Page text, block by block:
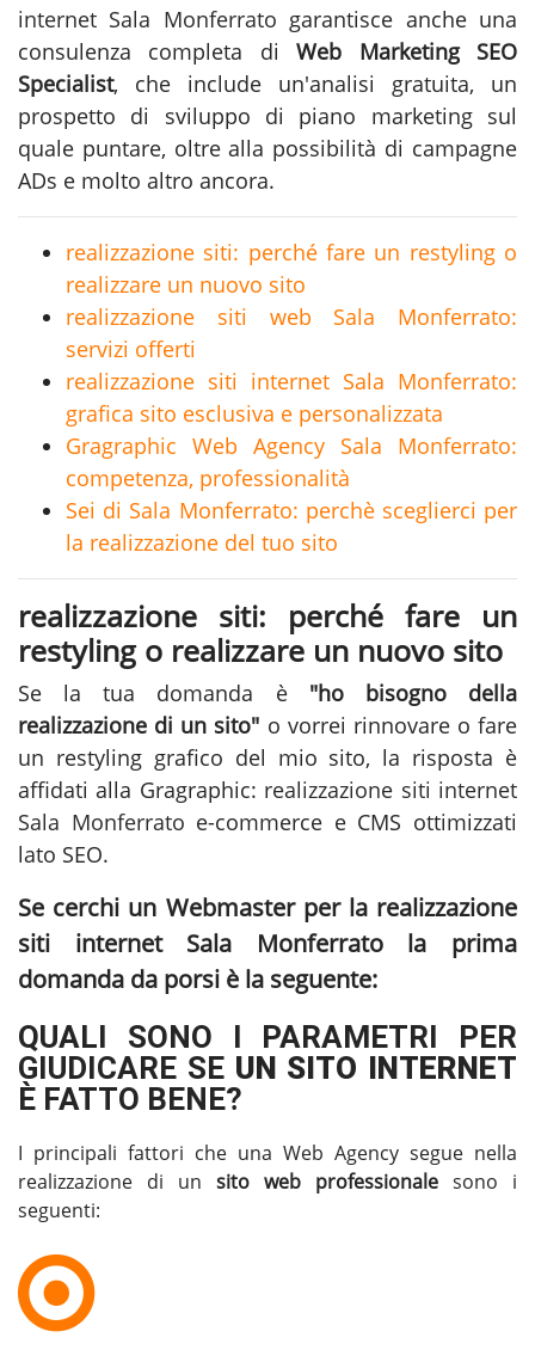
internet Sala Monferrato garantisce anche una
consulenza completa diWeb Marketing SEO
Specialist, che include un'analisi gratuita, un
prospetto di sviluppo di piano marketing sul
quale puntare, oltre alla possibilità di campagne
ADs e molto altro ancora.
realizzazione siti: perché fare un restyling o
realizzare un nuovo sito
realizzazione siti web Sala Monferrato:
servizi offerti
realizzazione siti internet Sala Monferrato:
grafica sito esclusiva e personalizzata
Gragraphic Web Agency Sala Monferrato:
competenza, professionalità
Sei di Sala Monferrato: perchè sceglierci per
la realizzazione del tuo sito
realizzazione siti: perché fare un
restyling o realizzare un nuovo sito
Se la tua domanda è "ho bisogno della
realizzazione di un sito" o vorrei rinnovare o fare
un restyling grafico del mio sito, la risposta è
affidati alla Gragraphic: realizzazione siti internet
Sala Monferrato e-commerce e CMS ottimizzati
lato SEO.
Se cerchi un Webmaster per la realizzazione
siti internet Sala Monferratola prima
domanda da porsi è la seguente:
QUALI SONO I PARAMETRI PER
GIUDICARE SEUN SITO INTERNET
È FATTO BENE?
I principali fattori che una Web Agency segue nella
realizzazione di un sito web professionale sono i
seguenti: